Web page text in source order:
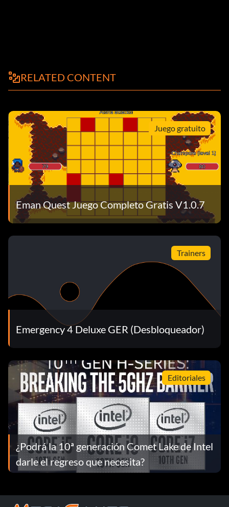
RELATED CONTENT
Juego gratuito
Eman Quest Juego Completo Gratis V1.0.7
Trainers
Emergency 4 Deluxe GER (Desbloqueador)
Editoriales
¿Podrá la 10ª generación Comet Lake de Intel
darle el regreso que necesita?